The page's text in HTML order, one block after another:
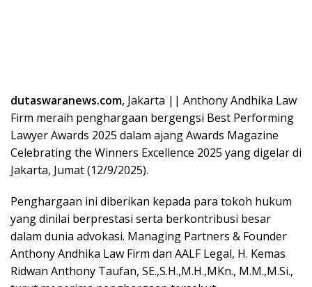
dutaswaranews.com, Jakarta || Anthony Andhika Law
Firm meraih penghargaan bergengsi Best Performing
Lawyer Awards 2025 dalam ajang Awards Magazine
Celebrating the Winners Excellence 2025 yang digelar di
Jakarta, Jumat (12/9/2025).
Penghargaan ini diberikan kepada para tokoh hukum
yang dinilai berprestasi serta berkontribusi besar
dalam dunia advokasi. Managing Partners & Founder
Anthony Andhika Law Firm dan AALF Legal, H. Kemas
Ridwan Anthony Taufan, SE.,S.H.,M.H.,MKn., M.M.,M.Si.,